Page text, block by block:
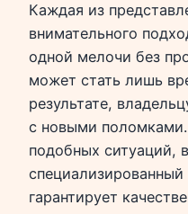
Каждая из
внимательного
одной мелочи без
может стать лишь
результате,
с новыми
подобных ситуаций,
гарантирует